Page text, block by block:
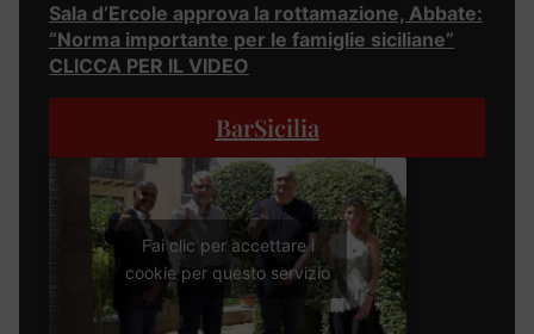
Sala d’Ercole approva la rottamazione, Abbate:
“Norma importante per le famiglie siciliane”
CLICCA PER IL VIDEO
BarSicilia
Fai clic per accettare i
cookie per questo servizio